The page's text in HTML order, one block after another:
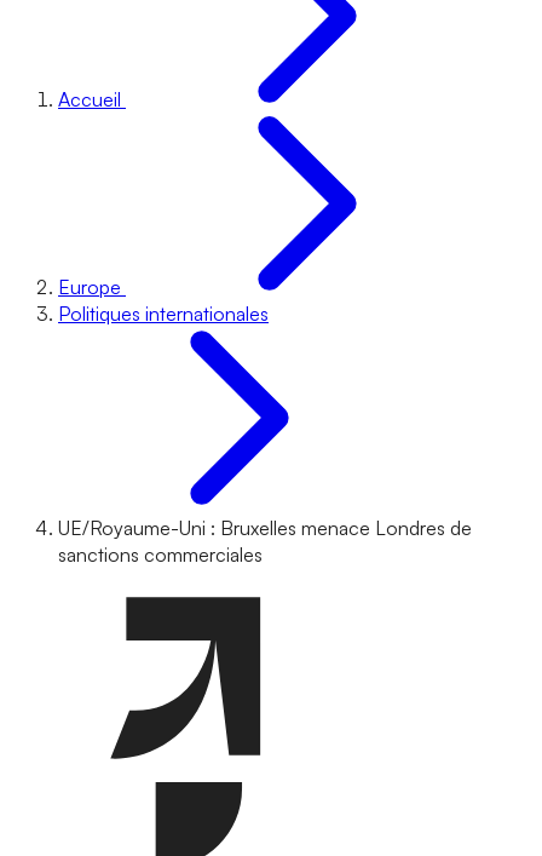
Accueil
Europe
Politiques internationales
UE/Royaume-Uni : Bruxelles menace Londres de
sanctions commerciales